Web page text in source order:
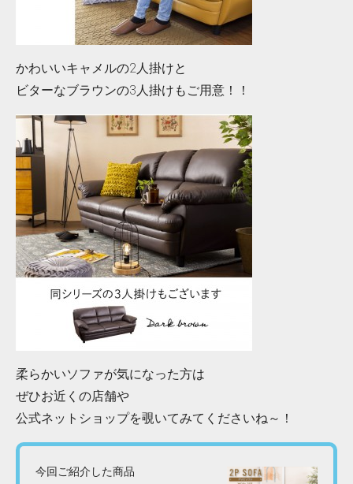
かわいいキャメルの2人掛けと
ビターなブラウンの3人掛けもご用意！！
柔らかいソファが気になった方は
ぜひお近くの店舗や
公式ネットショップを覗いてみてくださいね～！
今回ご紹介した商品